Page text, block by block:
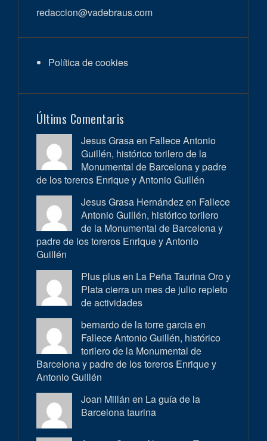
redaccion@vadebraus.com
Política de cookies
Últims Comentaris
Jesus Grasa en Fallece Antonio
Guillén, histórico torilero de la
Monumental de Barcelona y padre
de los toreros Enrique y Antonio Guillén
Jesus Grasa Hernández en Fallece
Antonio Guillén, histórico torilero
de la Monumental de Barcelona y
padre de los toreros Enrique y Antonio
Guillén
Plus plus en La Peña Taurina Oro y
Plata cierra un mes de julio repleto
de actividades
bernardo de la torre garcia en
Fallece Antonio Guillén, histórico
torilero de la Monumental de
Barcelona y padre de los toreros Enrique y
Antonio Guillén
Joan Millán en La guía de la
Barcelona taurina